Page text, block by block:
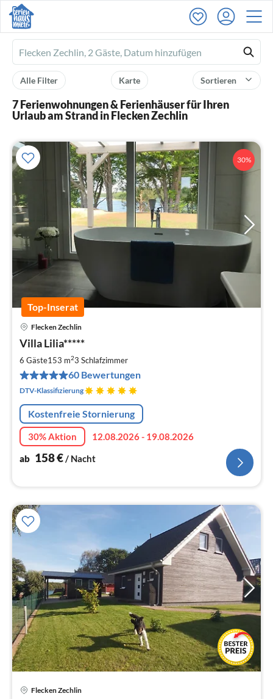
Ferienhausmiete
logo
Sortieren
Karte
Alle Filter
7 Ferienwohnungen & Ferienhäuser für Ihren
Urlaub am Strand in Flecken Zechlin
30%
Top-Inserat
Flecken Zechlin
Villa Lilia*****
6 Gäste153 m23 Schlafzimmer
60 Bewertungen
DTV-Klassifizierung
Kostenfreie Stornierung
30% Aktion
12.08.2026 - 19.08.2026
ab 158€/ Nacht
Flecken Zechlin